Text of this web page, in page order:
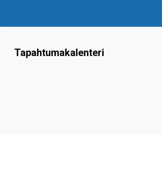
Tapahtumakalenteri